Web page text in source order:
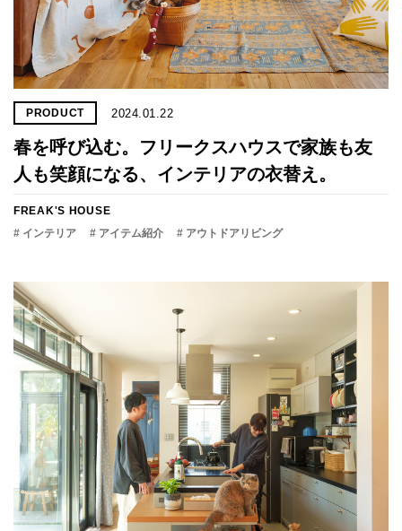
PRODUCT 2024.01.22
春を呼び込む。フリークスハウスで家族も友
人も笑顔になる、インテリアの衣替え。
FREAK'S HOUSE
# インテリア
# アイテム紹介 # アウトドアリビング